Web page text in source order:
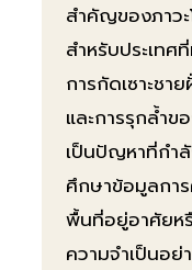
สำคัญของภาว
สำหรับประเทศ
การกัดเซาะชา
และการรุกล้ำข
เป็นปัญหาที่กำ
ศึกษาข้อมูลกา
พื้นที่อยู่อาศัยห
ความจำเป็นอย่